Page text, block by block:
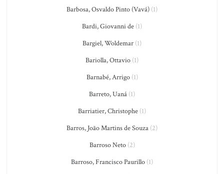
Barbosa, Osvaldo Pinto (Vavá) (1)
Bardi, Giovanni de (1)
Bargiel, Woldemar (1)
Bariolla, Ottavio (1)
Barnabé, Arrigo(1)
Barreto, Uaná (1)
Barriatier, Christophe (1)
Barros, João Martins de Souza (2)
Barroso Neto(2)
Barroso, Francisco Paurillo (1)